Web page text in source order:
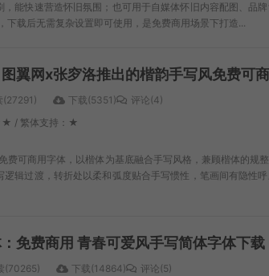
，能快速营造怀旧氛围；也可用于自媒体怀旧内容配图、品
下载后无需复杂设置即可使用，是免费商用场景下打造...
翼网x张穸洛推出的楷韵手写风免费可
(27291) 下载(5351) 评论(4)
/ 繁体支持：★
费可商用字体，以楷体为基底融合手写风格，兼顾楷体的规
辑过渡，转折处以柔和弧度贴合手写惯性，笔画间有隐性
免费商用 青春可爱风手写简体字体下载
(70265) 下载(14864) 评论(5)